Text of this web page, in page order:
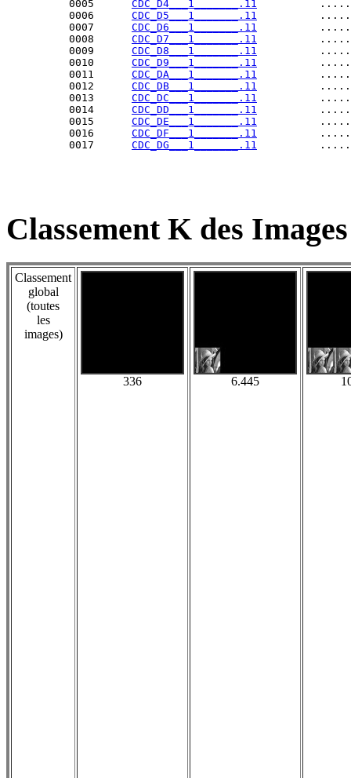
          0005
CDC_D4___1_______.11
          0006
CDC_D5___1_______.11
          0007
CDC_D6___1_______.11
          0008
CDC_D7___1_______.11
          0009
CDC_D8___1_______.11
          0010
CDC_D9___1_______.11
          0011
CDC_DA___1_______.11
          0012
CDC_DB___1_______.11
          0013
CDC_DC___1_______.11
          0014
CDC_DD___1_______.11
          0015
CDC_DE___1_______.11
          0016
CDC_DF___1_______.11
          0017
CDC_DG___1_______.11
Classement K des
Classement
global
(toutes
les
images)
336 6.445